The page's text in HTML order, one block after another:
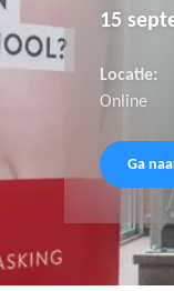
15
Locatie:
Online
Ga